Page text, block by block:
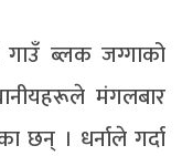
ब्लक जग्गाको
मंगलबार
छन् । धर्नाले गर्दा